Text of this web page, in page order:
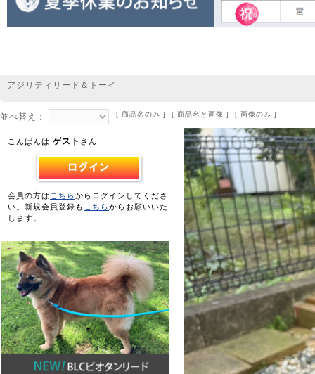
アジリティリード＆トーイ
並べ替え： [ 商品名のみ ] [ 商品名と画像 ] [ 画像のみ ]
こんばんは ゲスト さん
会員の方は こちらからログインしてくださ
い。新規会員登録も こちらからお願いいた
します。